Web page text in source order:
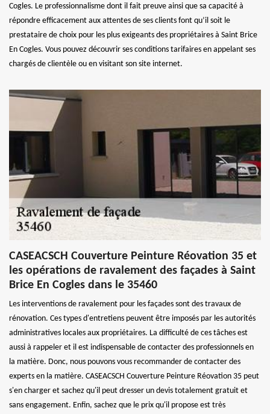
Cogles. Le professionnalisme dont il fait preuve ainsi que sa capacité à
répondre efficacement aux attentes de ses clients font qu’il soit le
prestataire de choix pour les plus exigeants des propriétaires à Saint Brice
En Cogles. Vous pouvez découvrir ses conditions tarifaires en appelant ses
chargés de clientèle ou en visitant son site internet.
CASEACSCH Couverture Peinture Réovation 35 et
les opérations de ravalement des façades à Saint
Brice En Cogles dans le 35460
Les interventions de ravalement pour les façades sont des travaux de
rénovation. Ces types d'entretiens peuvent être imposés par les autorités
administratives locales aux propriétaires. La difficulté de ces tâches est
aussi à rappeler et il est indispensable de contacter des professionnels en
la matière. Donc, nous pouvons vous recommander de contacter des
experts en la matière. CASEACSCH Couverture Peinture Réovation 35 peut
s'en charger et sachez qu'il peut dresser un devis totalement gratuit et
sans engagement. Enfin, sachez que le prix qu'il propose est très